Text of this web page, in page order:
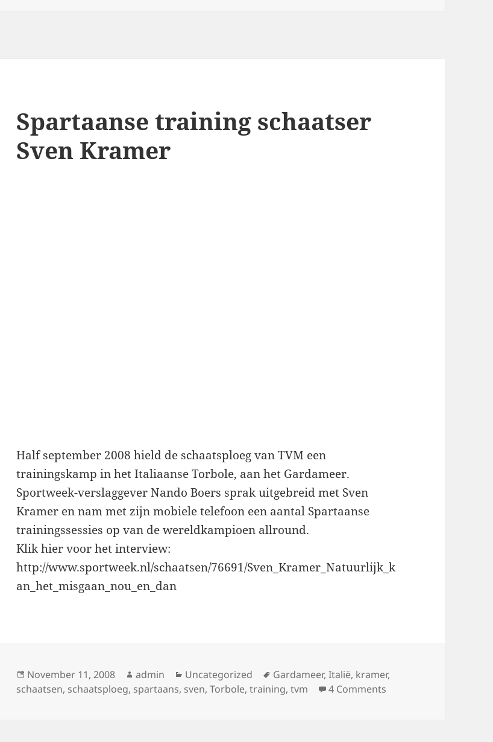
Spartaanse training schaatser
Sven Kramer
Half september 2008 hield de schaatsploeg van TVM een
trainingskamp in het Italiaanse Torbole, aan het Gardameer.
Sportweek-verslaggever Nando Boers sprak uitgebreid met Sven
Kramer en nam met zijn mobiele telefoon een aantal Spartaanse
trainingssessies op van de wereldkampioen allround.
Klik hier voor het interview:
http://www.sportweek.nl/schaatsen/76691/Sven_Kramer_Natuurlijk_k
an_het_misgaan_nou_en_dan
Posted
on
November 11, 2008 Author
admin Categories
Uncategorized Tags
Gardameer,Italië, kramer,
schaatsen, schaatsploeg, spartaans, sven,Torbole,training,tvm 4 Comments